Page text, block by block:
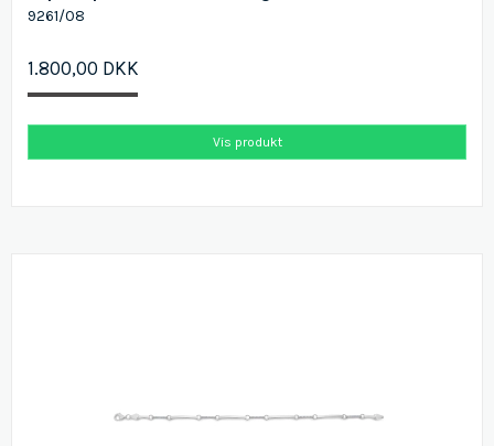
9261/08
1.800,00 DKK
Vis produkt